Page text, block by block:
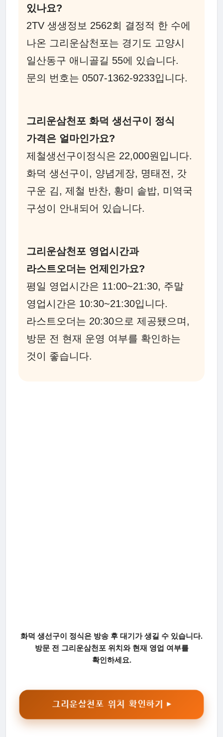
있나요?
2TV 생생정보 2562회 결정적 한 수에
나온 그리운삼천포는 경기도 고양시
일산동구 애니골길 55에 있습니다.
문의 번호는 0507-1362-9233입니다.
그리운삼천포 화덕 생선구이 정식
가격은 얼마인가요?
제철생선구이정식은 22,000원입니다.
화덕 생선구이, 양념게장, 명태전, 갓
구운 김, 제철 반찬, 황미 솥밥, 미역국
구성이 안내되어 있습니다.
그리운삼천포 영업시간과
라스트오더는 언제인가요?
평일 영업시간은 11:00~21:30, 주말
영업시간은 10:30~21:30입니다.
라스트오더는 20:30으로 제공됐으며,
방문 전 현재 운영 여부를 확인하는
것이 좋습니다.
화덕 생선구이 정식은 방송 후 대기가 생길 수 있습니다.
방문 전 그리운삼천포 위치와 현재 영업 여부를
확인하세요.
그리운삼천포 위치 확인하기 ▶